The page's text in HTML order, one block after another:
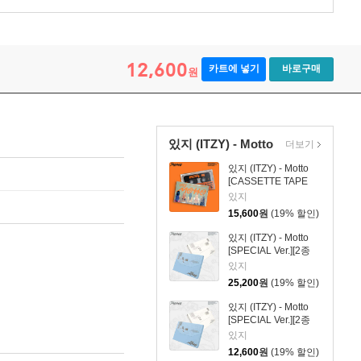
12,600원 카트에 넣기 바로구매
있지 (ITZY) - Motto
있지 (ITZY) - Motto
[CASSETTE TAPE
Ver.]
있지
15,600원 (19% 할인)
있지 (ITZY) - Motto
[SPECIAL Ver.][2종
SET]
있지
25,200원 (19% 할인)
있지 (ITZY) - Motto
[SPECIAL Ver.][2종
중 1종 랜덤발송]
있지
12,600원 (19% 할인)
더보기